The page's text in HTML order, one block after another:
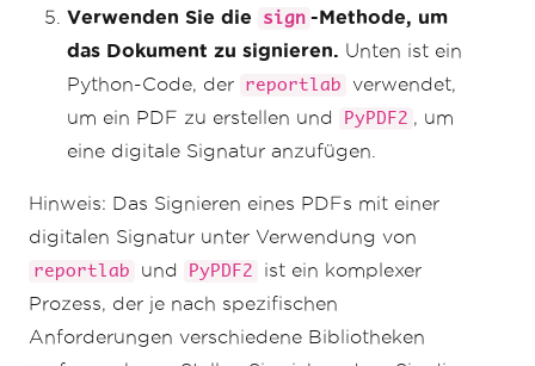
Verwenden Sie die sign -Methode, um
das Dokument zu signieren. Unten ist ein
Python-Code, der
reportlab
verwendet,
um ein PDF zu erstellen und
PyPDF2 , um
eine digitale Signatur anzufügen.
Hinweis: Das Signieren eines PDFs mit einer
digitalen Signatur unter Verwendung von
reportlab und PyPDF2
ist ein komplexer
Prozess, der je nach spezifischen
Anforderungen verschiedene Bibliotheken